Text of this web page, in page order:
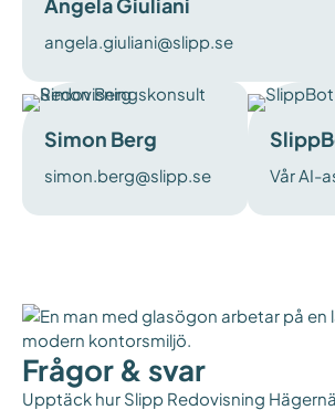
angela.giuliani@slipp.se
Simon Berg
simon.berg@slipp.se Vår AI-
Frågor & svar
Upptäck hur Slipp Redovisning